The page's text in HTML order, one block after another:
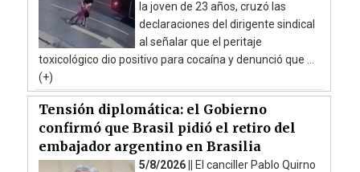
la joven de 23 años, cruzó las
declaraciones del dirigente sindical
al señalar que el peritaje
toxicológico dio positivo para cocaína y denunció que ...
(+)
Tensión diplomática: el Gobierno
confirmó que Brasil pidió el retiro del
embajador argentino en Brasilia
5/8/2026 || El canciller Pablo Quirno